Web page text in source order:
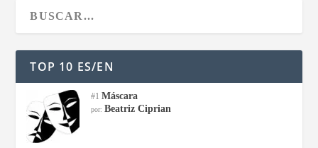
TOP 10 ES/EN
#1Máscara
por:Beatriz Ciprian